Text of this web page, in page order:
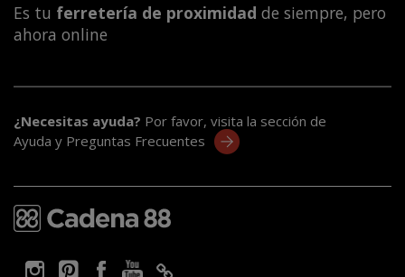
Es tu ferretería de proximidad de siempre, pero
ahora online
¿Necesitas ayuda? Por favor, visita la sección de
Ayuda y Preguntas Frecuentes